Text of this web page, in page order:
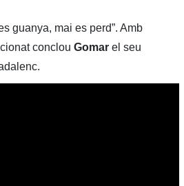
guanya, mai es perd”. Amb
conclou Gomar el seu